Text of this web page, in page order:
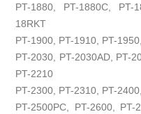
PT-1880, PT-1880C, PT-
18RKT
PT-1900, PT-1910, PT-
PT-2030, PT-2030AD, PT-
PT-2210
PT-2300, PT-2310, PT-
PT-2500PC, PT-2600,